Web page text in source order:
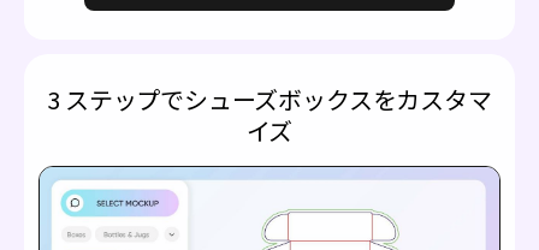
3 ステップでシューズボックスをカスタマ
イズ